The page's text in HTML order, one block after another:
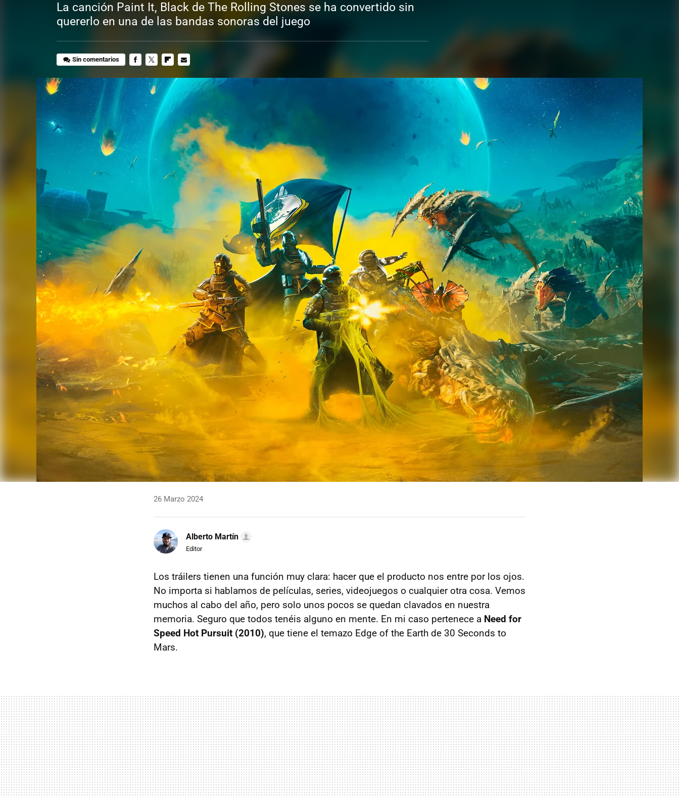
La canción Paint It, Black de The Rolling Stones se ha convertido sin
quererlo en una de las bandas sonoras del juego
Sin comentarios
MAIL
26 Marzo 2024
Alberto Martín
Editor
Los tráilers tienen una función muy clara: hacer que el producto nos entre por los ojos.
No importa si hablamos de películas, series, videojuegos o cualquier otra cosa. Vemos
muchos al cabo del año, pero solo unos pocos se quedan clavados en nuestra
memoria. Seguro que todos tenéis alguno en mente. En mi caso pertenece a Need for
Speed Hot Pursuit (2010), que tiene el temazo Edge of the Earth de 30 Seconds to
Mars.